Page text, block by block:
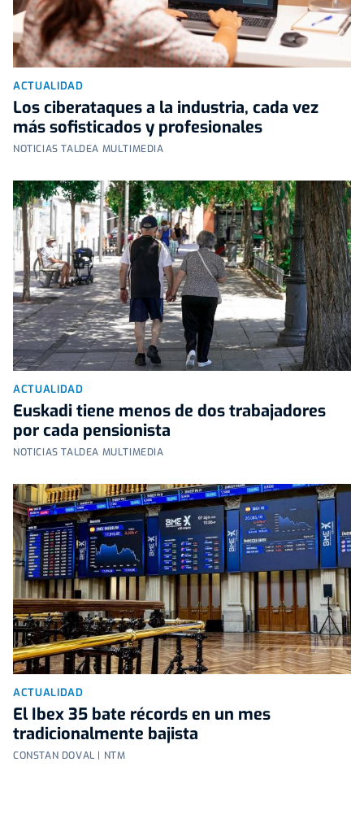
ACTUALIDAD
Los ciberataques a la industria, cada vez
más sofisticados y profesionales
NOTICIAS TALDEA MULTIMEDIA
ACTUALIDAD
Euskadi tiene menos de dos trabajadores
por cada pensionista
NOTICIAS TALDEA MULTIMEDIA
ACTUALIDAD
El Ibex 35 bate récords en un mes
tradicionalmente bajista
CONSTAN DOVAL | NTM